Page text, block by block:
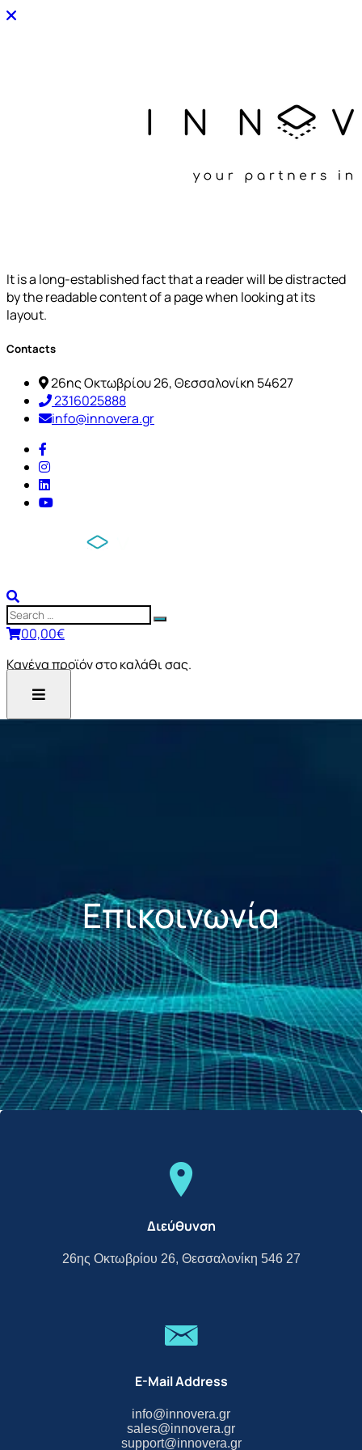
It is a long-established fact that a reader will be distracted
by the readable content of a page when looking at its
layout.
Contacts
26ης Οκτωβρίου 26, Θεσσαλονίκη 54627
2316025888
info@innovera.gr
00,00€
Κανένα προϊόν στο καλάθι σας.
Επικοινωνία
Διεύθυνση
26ης Οκτωβρίου 26, Θεσσαλονίκη 546 27
E-Mail Address
info@innovera.gr
sales@innovera.gr
support@innovera.gr